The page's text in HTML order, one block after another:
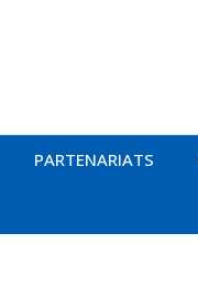
PARTENARIATS